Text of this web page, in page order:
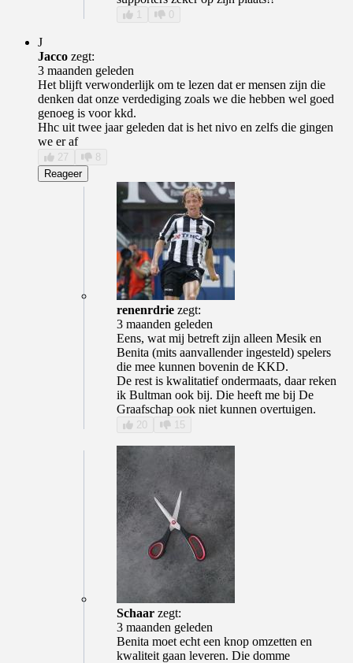
1 0
J
Jacco zegt:
3 maanden geleden
Het blijft verwonderlijk om te lezen dat er mensen zijn die
denken dat onze verdediging zoals we die hebben wel goed
genoeg is voor kkd.
Hhc uit twee jaar geleden dat is het nivo en zelfs die gingen
we er af
27
8
Reageer
renenrdrie zegt:
3 maanden geleden
Eens, wat mij betreft zijn alleen Mesik en
Benita (mits aanvallender ingesteld) spelers
die mee kunnen bovenin de KKD.
De rest is kwalitatief ondermaats, daar reken
ik Bultman ook bij. Die heeft me bij De
Graafschap ook niet kunnen overtuigen.
20 15
Schaar zegt:
3 maanden geleden
Benita moet echt een knop omzetten en
kwaliteit gaan leveren. Die domme